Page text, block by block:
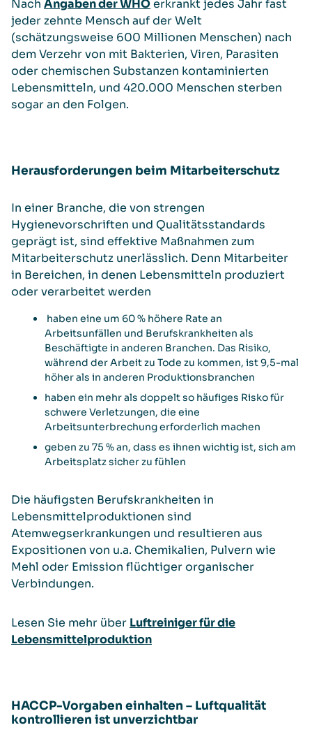
Nach Angaben der WHOerkrankt jedes Jahr fast
jeder zehnte Mensch auf der Welt
(schätzungsweise 600 Millionen Menschen) nach
dem Verzehr von mit Bakterien, Viren, Parasiten
oder chemischen Substanzen kontaminierten
Lebensmitteln, und 420.000 Menschen sterben
sogar an den Folgen.
Herausforderungen beim Mitarbeiterschutz
In einer Branche, die von strengen
Hygienevorschriften und Qualitätsstandards
geprägt ist, sind effektive Maßnahmen zum
Mitarbeiterschutz unerlässlich. Denn Mitarbeiter
in Bereichen, in denen Lebensmitteln produziert
oder verarbeitet werden
haben eine um 60 % höhere Rate an
Arbeitsunfällen und Berufskrankheiten als
Beschäftigte in anderen Branchen. Das Risiko,
während der Arbeit zu Tode zu kommen, ist 9,5-mal
höher als in anderen Produktionsbranchen
haben ein mehr als doppelt so häufiges Risko für
schwere Verletzungen, die eine
Arbeitsunterbrechung erforderlich machen
geben zu 75 % an, dass es ihnen wichtig ist, sich am
Arbeitsplatz sicher zu fühlen
Die häufigsten Berufskrankheiten in
Lebensmittelproduktionen sind
Atemwegserkrankungen und resultieren aus
Expositionen von u.a. Chemikalien, Pulvern wie
Mehl oder Emission flüchtiger organischer
Verbindungen.
Lesen Sie mehr über Luftreiniger für die
Lebensmittelproduktion
HACCP-Vorgaben einhalten – Luftqualität
kontrollieren ist unverzichtbar